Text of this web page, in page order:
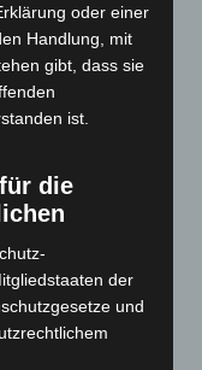
oder einer
Handlung, mit
gibt, dass sie
ist.
die
der
und